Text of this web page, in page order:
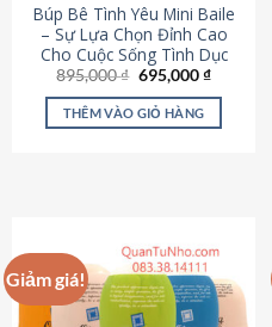
chọn
trên
trang
sản
phẩm
Búp Bê Tình Yêu Mini Baile
– Sự Lựa Chọn Đỉnh Cao
Cho Cuộc Sống Tình Dục
895,000₫ Giá
là:
895,000 ₫.
695,000₫Giá
tại
THÊM VÀO GIỎ HÀNG
Giảm giá!